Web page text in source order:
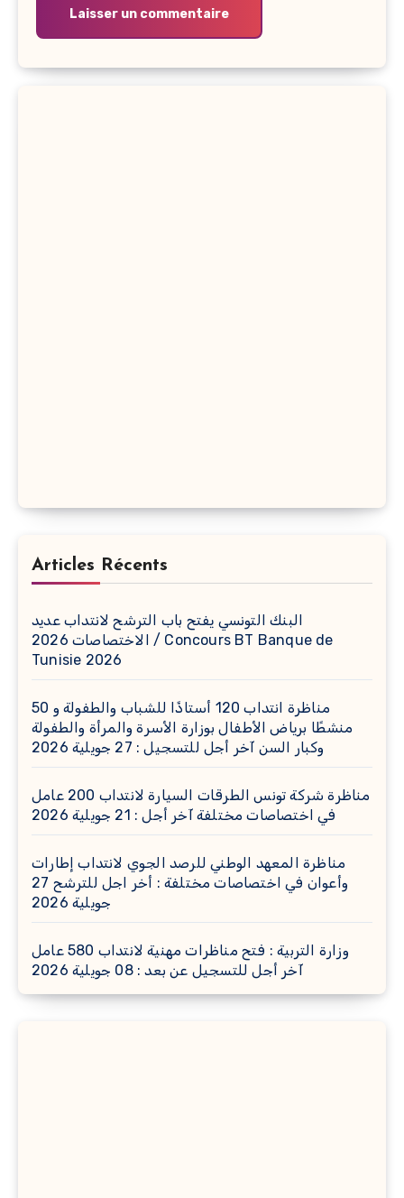
Articles Récents
البنك التونسي يفتح باب الترشح لانتداب عديد
الاختصاصات 2026 / Concours BT Banque de
Tunisie 2026
مناظرة انتداب 120 أستاذًا للشباب والطفولة و 50
منشطًا برياض الأطفال بوزارة الأسرة والمرأة والطفولة
وكبار السن آخر أجل للتسجيل : 27 جويلية 2026
مناظرة شركة تونس الطرقات السيارة لانتداب 200 عامل
في اختصاصات مختلفة آخر أجل : 21 جويلية 2026
مناظرة المعهد الوطني للرصد الجوي لانتداب إطارات
وأعوان في اختصاصات مختلفة : أخر اجل للترشح 27
جويلية 2026
وزارة التربية : فتح مناظرات مهنية لانتداب 580 عامل
آخر أجل للتسجيل عن بعد : 08 جويلية 2026